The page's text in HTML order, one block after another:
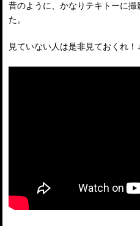
昔のように、かなりテキトーに
た。
見ていない人は是非見ておくれ！↓